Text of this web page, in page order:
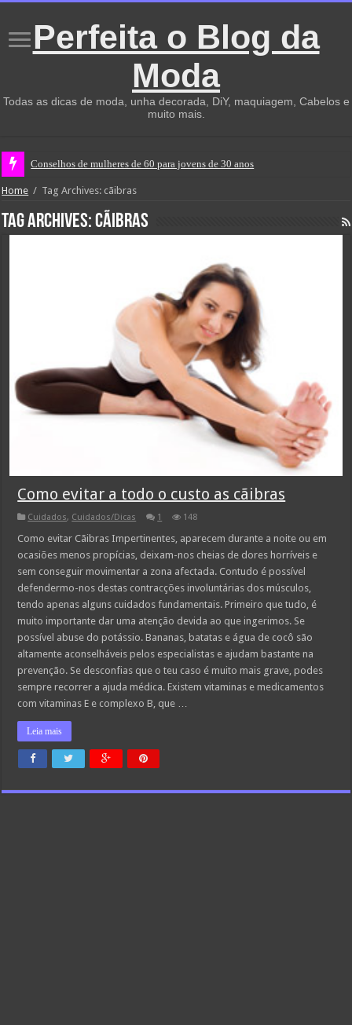
Perfeita o Blog da
Moda
Todas as dicas de moda, unha decorada, DiY, maquiagem, Cabelos e
muito mais.
Conselhos de mulheres de 60 para jovens de 30 anos
Home / Tag Archives: cãibras
Tag Archives:cãibras
Como evitar a todo o custo as cãibras
Cuidados, Cuidados/Dicas 1 148
Como evitar Cãibras Impertinentes, aparecem durante a noite ou em
ocasiões menos propícias, deixam-nos cheias de dores horríveis e
sem conseguir movimentar a zona afectada. Contudo é possível
defendermo-nos destas contracções involuntárias dos músculos,
tendo apenas alguns cuidados fundamentais. Primeiro que tudo, é
muito importante dar uma atenção devida ao que ingerimos. Se
possível abuse do potássio. Bananas, batatas e água de cocô são
altamente aconselháveis pelos especialistas e ajudam bastante na
prevenção. Se desconfias que o teu caso é muito mais grave, podes
sempre recorrer a ajuda médica. Existem vitaminas e medicamentos
com vitaminas E e complexo B, que …
Leia mais